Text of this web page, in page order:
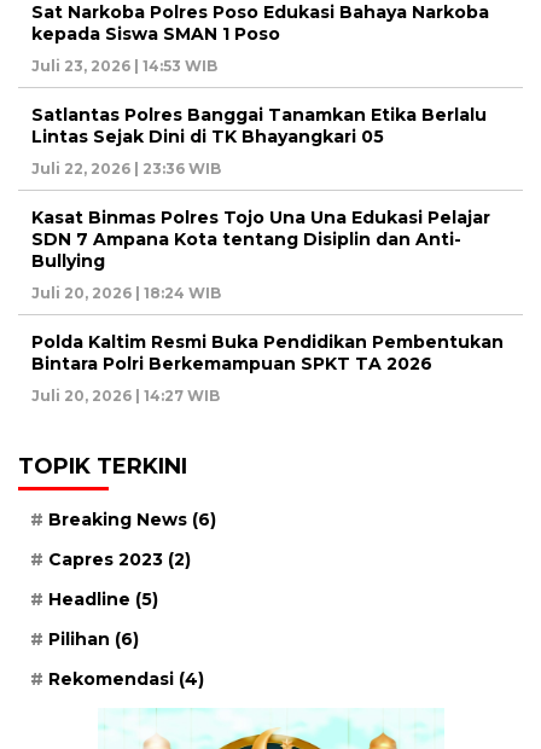
Sat Narkoba Polres Poso Edukasi Bahaya Narkoba
kepada Siswa SMAN 1 Poso
Juli 23, 2026 | 14:53 WIB
Satlantas Polres Banggai Tanamkan Etika Berlalu
Lintas Sejak Dini di TK Bhayangkari 05
Juli 22, 2026 | 23:36 WIB
Kasat Binmas Polres Tojo Una Una Edukasi Pelajar
SDN 7 Ampana Kota tentang Disiplin dan Anti-
Bullying
Juli 20, 2026 | 18:24 WIB
Polda Kaltim Resmi Buka Pendidikan Pembentukan
Bintara Polri Berkemampuan SPKT TA 2026
Juli 20, 2026 | 14:27 WIB
TOPIK TERKINI
Breaking News (6)
Capres 2023 (2)
Headline (5)
Pilihan (6)
Rekomendasi (4)